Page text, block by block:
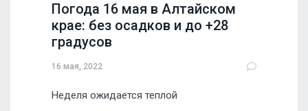
Погода 16 мая в Алтайском
крае: без осадков и до +28
градусов
16 мая, 2022
Неделя ожидается теплой